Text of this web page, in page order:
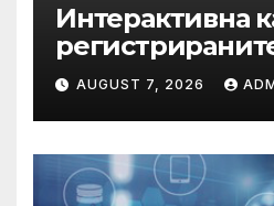
Интерактивна
бази по
летния сезон на
AUGUST 7, 2026